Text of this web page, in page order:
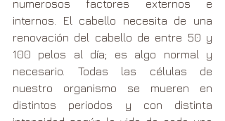
numerosos factores externos e
internos. El cabello necesita de una
renovación del cabello de entre 50 y
100 pelos al día; es algo normal y
necesario. Todas las células de
nuestro organismo se mueren en
distintos periodos y con distinta